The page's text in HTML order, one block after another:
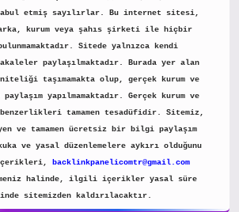
kabul etmiş sayılırlar. Bu internet sitesi,
kurum veya şahıs şirketi ile hiçbir
Sitede yalnızca kendi
paylaşılmaktadır. Burada yer alan
taşımamakta olup, gerçek kurum ve
yapılmamaktadır. Gerçek kurum ve
tamamen tesadüfidir. Sitemiz,
ve tamamen ücretsiz bir bilgi paylaşım
ve yasal düzenlemelere aykırı olduğunu
içerikleri,
backlinkpanelicomtr@gmail.com
halinde, ilgili içerikler yasal süre
sitemizden kaldırılacaktır.